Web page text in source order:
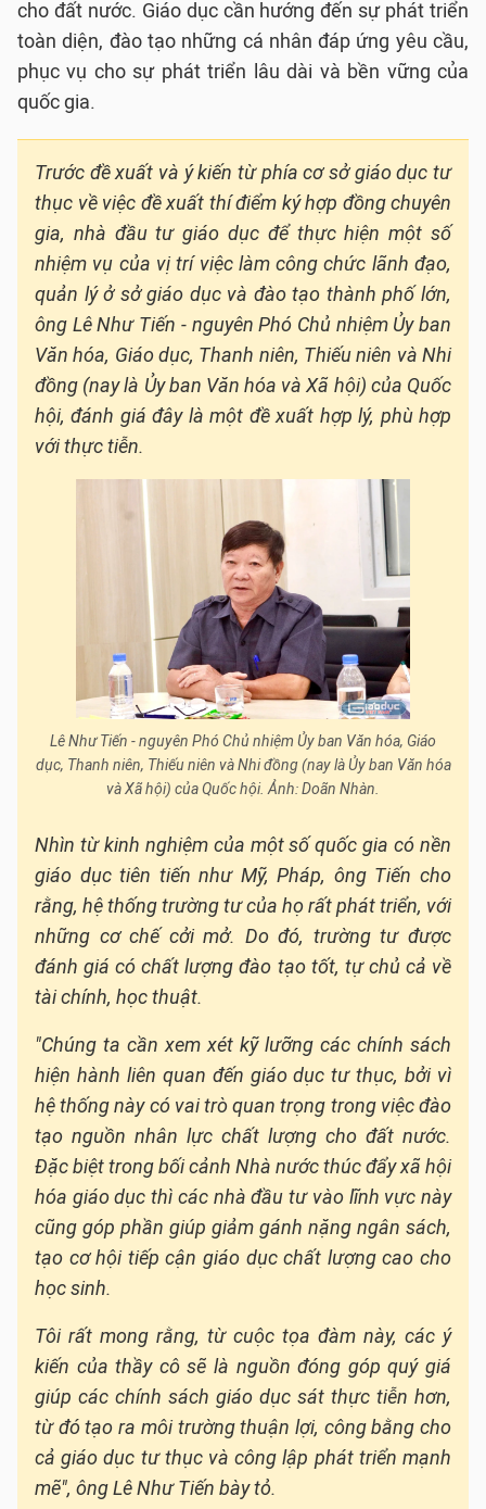
cho đất nước. Giáo dục cần hướng đến sự phát triển
toàn diện, đào tạo những cá nhân đáp ứng yêu cầu,
phục vụ cho sự phát triển lâu dài và bền vững của
quốc gia.
Trước đề xuất và ý kiến từ phía cơ sở giáo dục tư
thục về việc đề xuất thí điểm ký hợp đồng chuyên
gia, nhà đầu tư giáo dục để thực hiện một số
nhiệm vụ của vị trí việc làm công chức lãnh đạo,
quản lý ở sở giáo dục và đào tạo thành phố lớn,
ông Lê Như Tiến - nguyên Phó Chủ nhiệm Ủy ban
Văn hóa, Giáo dục, Thanh niên, Thiếu niên và Nhi
đồng (nay là Ủy ban Văn hóa và Xã hội) của Quốc
hội, đánh giá đây là một đề xuất hợp lý, phù hợp
với thực tiễn.
Lê Như Tiến - nguyên Phó Chủ nhiệm Ủy ban Văn hóa, Giáo
dục, Thanh niên, Thiếu niên và Nhi đồng (nay là Ủy ban Văn hóa
và Xã hội) của Quốc hội. Ảnh: Doãn Nhàn.
Nhìn từ kinh nghiệm của một số quốc gia có nền
giáo dục tiên tiến như Mỹ, Pháp, ông Tiến cho
rằng, hệ thống trường tư của họ rất phát triển, với
những cơ chế cởi mở. Do đó, trường tư được
đánh giá có chất lượng đào tạo tốt, tự chủ cả về
tài chính, học thuật.
"Chúng ta cần xem xét kỹ lưỡng các chính sách
hiện hành liên quan đến giáo dục tư thục, bởi vì
hệ thống này có vai trò quan trọng trong việc đào
tạo nguồn nhân lực chất lượng cho đất nước.
Ðặc biệt trong bối cảnh Nhà nước thúc đẩy xã hội
hóa giáo dục thì các nhà đầu tư vào lĩnh vực này
cũng góp phần giúp giảm gánh nặng ngân sách,
tạo cơ hội tiếp cận giáo dục chất lượng cao cho
học sinh.
Tôi rất mong rằng, từ cuộc tọa đàm này, các ý
kiến của thầy cô sẽ là nguồn đóng góp quý giá
giúp các chính sách giáo dục sát thực tiễn hơn,
từ đó tạo ra môi trường thuận lợi, công bằng cho
cả giáo dục tư thục và công lập phát triển mạnh
mẽ", ông Lê Như Tiến bày tỏ.